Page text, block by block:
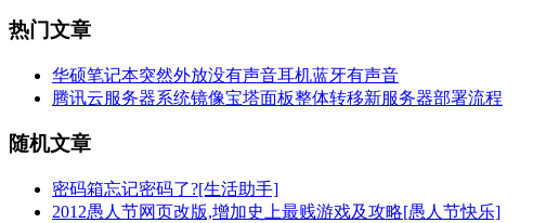
热门文章
华硕笔记本突然外放没有声音耳机蓝牙有声音
腾讯云服务器系统镜像宝塔面板整体转移新服务器部署流程
随机文章
密码箱忘记密码了?[生活助手]
2012愚人节网页改版,增加史上最贱游戏及攻略[愚人节快乐]